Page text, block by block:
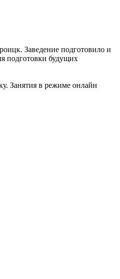
Заведение подготовило и
подготовки будущих
Занятия в режиме онлайн